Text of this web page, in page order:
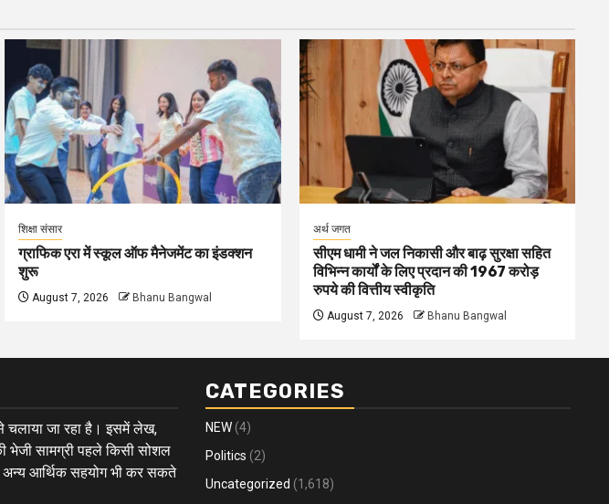
शिक्षा संसार
ग्राफिक एरा में स्कूल ऑफ मैनेजमेंट का इंडक्शन
शुरू
August 7, 2026 Bhanu Bangwal
अर्थ जगत
सीएम धामी ने जल निकासी और बाढ़ सुरक्षा सहित
विभिन्न कार्यों के लिए प्रदान की 1967 करोड़
रुपये की वित्तीय स्वीकृति
August 7, 2026 Bhanu Bangwal
चलाया जा रहा है। इसमें लेख,
भेजी सामग्री पहले किसी सोशल
अन्य आर्थिक सहयोग भी कर सकते
CATEGORIES
NEW (4)
Politics (2)
Uncategorized (1,618)